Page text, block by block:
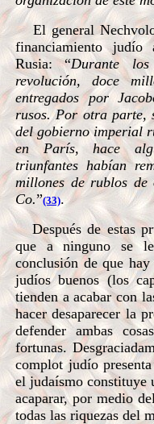
El general
financiamiento
Rusia:
“Durante
revolución, doce
entregados por
rusos. Por otra parte,
del gobierno imperial
en París, hace
triunfantes habían
millones de rublos
Co.”(33).
Después de estas
que a ninguno se
conclusión de que
judíos buenos (los
tienden a acabar con
hacer desaparecer la
defender ambas
fortunas.
complot judío
el judaísmo constituye
acaparar, por medio
todas las riquezas del